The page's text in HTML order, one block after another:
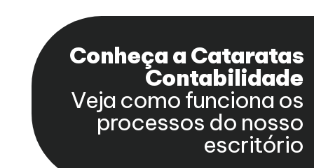
Conheça a Cataratas
Contabilidade
Veja como funciona os
processos do nosso
escritório